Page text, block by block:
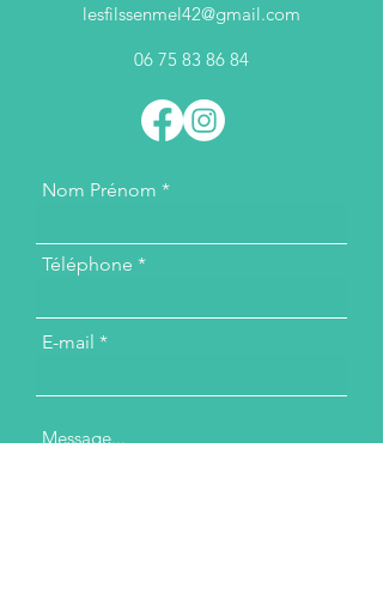
lesfilssenmel42@gmail.com
06 75 83 86 84
Nom Prénom
Téléphone
E-mail
Message...